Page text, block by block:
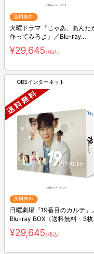
送料無料
火曜ドラマ『じゃあ、あんた
作ってみろよ』／Blu-ray
BOX（送料無料・3枚組）
¥29,645（税込）
OBSインターネット
送料無料
日曜劇場『19番目のカルテ』
Blu-ray BOX（送料無料・3枚
組）
¥29,645（税込）